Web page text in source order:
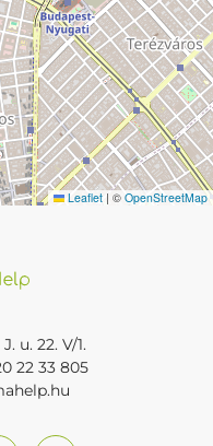
Leaflet | © OpenStreetMap
u. 22. V/1.
22 33 805